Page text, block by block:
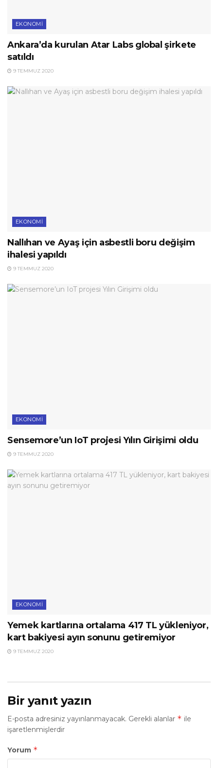
EKONOMI
Ankara’da kurulan Atar Labs global şirkete
satıldı
9 TEMMUZ 2020
EKONOMI
Nallıhan ve Ayaş için asbestli boru değişim
ihalesi yapıldı
9 TEMMUZ 2020
EKONOMI
Sensemore’un IoT projesi Yılın Girişimi oldu
9 TEMMUZ 2020
EKONOMI
Yemek kartlarına ortalama 417 TL yükleniyor,
kart bakiyesi ayın sonunu getiremiyor
9 TEMMUZ 2020
Bir yanıt yazın
E-posta adresiniz yayınlanmayacak. Gerekli alanlar * ile
işaretlenmişlerdir
Yorum *